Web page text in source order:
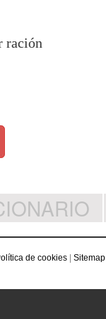
ración
de cookies | Sitemap